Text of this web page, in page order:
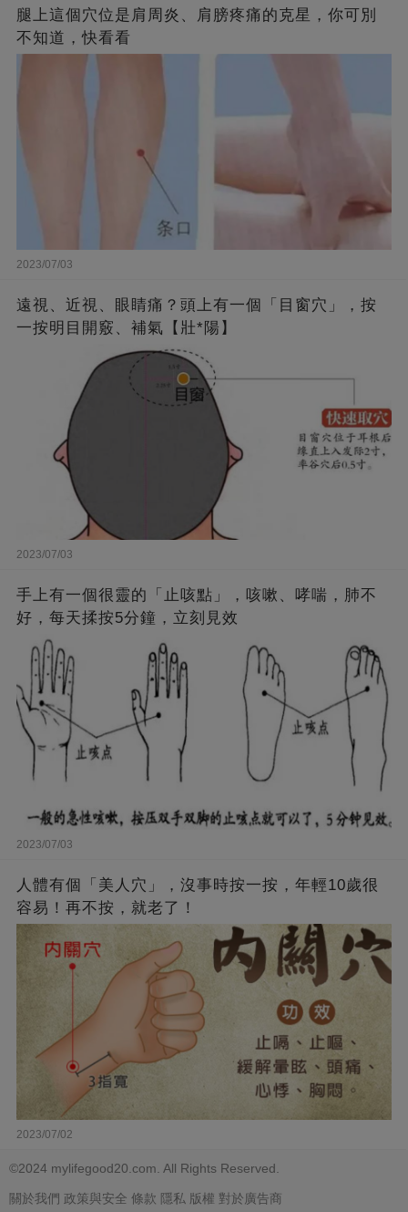
腿上這個穴位是肩周炎、肩膀疼痛的克星，你可別
不知道，快看看
2023/07/03
遠視、近視、眼睛痛？頭上有一個「目窗穴」，按
一按明目開竅、補氣【壯*陽】
2023/07/03
手上有一個很靈的「止咳點」，咳嗽、哮喘，肺不
好，每天揉按5分鐘，立刻見效
2023/07/03
人體有個「美人穴」，沒事時按一按，年輕10歲很
容易！再不按，就老了！
2023/07/02
©2024 mylifegood20.com. All Rights Reserved.
關於我們 政策與安全 條款 隱私 版權 對於廣告商